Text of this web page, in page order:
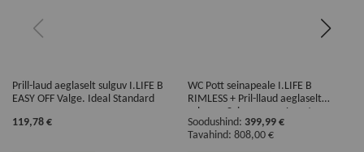
Prill-laud aeglaselt sulguv I.LIFE B
EASY OFF Valge. Ideal Standard
119,78 €
WC Pott seinapeale I.LIFE B
RIMLESS + Pril-llaud aeglaselt
sulguv + Seinaraam + Loputusnupp
Must matt. Ideal Standard
Soodushind 399,99 €
Tavahind 808,00 €